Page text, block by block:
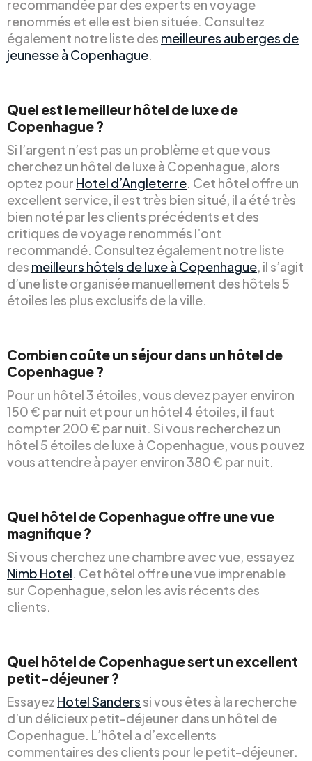
recommandée par des experts en voyage
renommés et elle est bien située. Consultez
également notre liste des meilleures auberges de
jeunesse à Copenhague.
Quel est le meilleur hôtel de luxe de
Copenhague ?
Si l’argent n’est pas un problème et que vous
cherchez un hôtel de luxe à Copenhague, alors
optez pour Hotel d’Angleterre. Cet hôtel offre un
excellent service, il est très bien situé, il a été très
bien noté par les clients précédents et des
critiques de voyage renommés l’ont
recommandé. Consultez également notre liste
des meilleurs hôtels de luxe à Copenhague, il s’agit
d’une liste organisée manuellement des hôtels 5
étoiles les plus exclusifs de la ville.
Combien coûte un séjour dans un hôtel de
Copenhague ?
Pour un hôtel 3 étoiles, vous devez payer environ
150 € par nuit et pour un hôtel 4 étoiles, il faut
compter 200 € par nuit. Si vous recherchez un
hôtel 5 étoiles de luxe à Copenhague, vous pouvez
vous attendre à payer environ 380 € par nuit.
Quel hôtel de Copenhague offre une vue
magnifique ?
Si vous cherchez une chambre avec vue, essayez
Nimb Hotel. Cet hôtel offre une vue imprenable
sur Copenhague, selon les avis récents des
clients.
Quel hôtel de Copenhague sert un excellent
petit-déjeuner ?
Essayez Hotel Sanderssi vous êtes à la recherche
d’un délicieux petit-déjeuner dans un hôtel de
Copenhague. L’hôtel a d’excellents
commentaires des clients pour le petit-déjeuner.